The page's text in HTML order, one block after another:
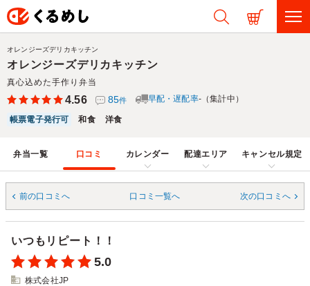
オレンジーズデリカキッチン
真心込めた手作り弁当
オレンジーズデリカキッチン
4.56 85件 早配・遅配率-（集計中）
帳票電子発行可 和食 洋食
弁当一覧 口コミ カレンダー 配達エリア キャンセル規定
前の口コミへ 口コミ一覧へ 次の口コミへ
いつもリピート！！
5.0
株式会社JP